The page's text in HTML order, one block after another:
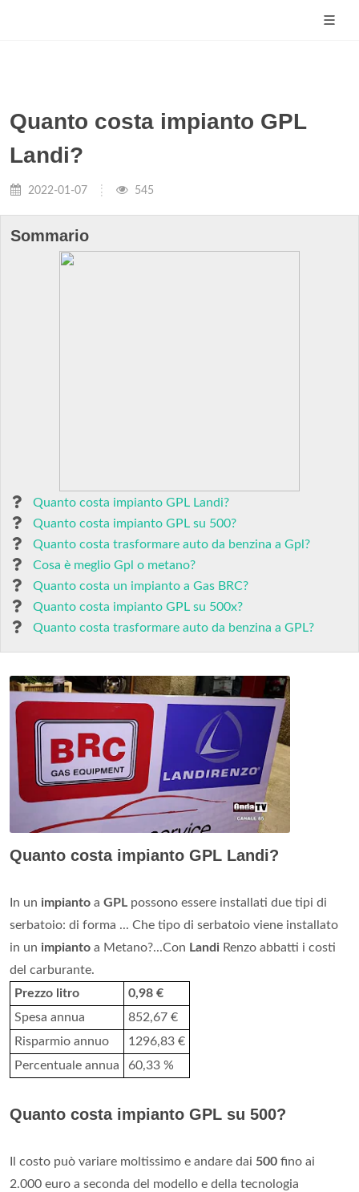
Quanto costa impianto GPL
Landi?
2022-01-07 545
Sommario
Quanto costa impianto GPL Landi?
Quanto costa impianto GPL su 500?
Quanto costa trasformare auto da benzina a Gpl?
Cosa è meglio Gpl o metano?
Quanto costa un impianto a Gas BRC?
Quanto costa impianto GPL su 500x?
Quanto costa trasformare auto da benzina a GPL?
Quanto costa impianto GPL Landi?
In un impianto a GPL possono essere installati due tipi di
serbatoio: di forma ... Che tipo di serbatoio viene installato
in un impianto a Metano?...Con Landi Renzo abbatti i costi
del carburante.
Prezzo litro
0,98 €
Spesa annua
852,67 €
Risparmio annuo
1296,83 €
Percentuale annua
60,33 %
Quanto costa impianto GPL su 500?
Il costo può variare moltissimo e andare dai 500 fino ai
2.000 euro a seconda del modello e della tecnologia